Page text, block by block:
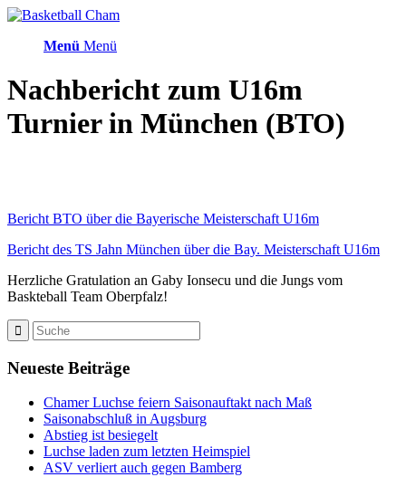
Menü Menü
Nachbericht zum U16m
Turnier in München (BTO)
Bericht BTO über die Bayerische Meisterschaft U16m
Bericht des TS Jahn München über die Bay. Meisterschaft U16m
Herzliche Gratulation an Gaby Ionsecu und die Jungs vom
Baskteball Team Oberpfalz!
Neueste Beiträge
Chamer Luchse feiern Saisonauftakt nach Maß
Saisonabschluß in Augsburg
Abstieg ist besiegelt
Luchse laden zum letzten Heimspiel
ASV verliert auch gegen Bamberg